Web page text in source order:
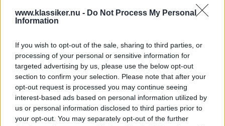
www.klassiker.nu - Do Not Process My Personal
Information
If you wish to opt-out of the sale, sharing to third parties, or
processing of your personal or sensitive information for
targeted advertising by us, please use the below opt-out
section to confirm your selection. Please note that after your
opt-out request is processed you may continue seeing
interest-based ads based on personal information utilized by
us or personal information disclosed to third parties prior to
your opt-out. You may separately opt-out of the further
Gasa (8)
Saab Sonett ii/V4/III
1956–1974:
Hemslöjdssport
SVENSKA BILAR 3 februari 2020 Klart att en biltillverkare med
anor från flygvärlden skulle ha en egen sportbil. Resultatet
blev en lågbyggd samt högljudd sak med karaktär i överflöd
och som kunde hålla jämna steg med bilvärldens främsta.